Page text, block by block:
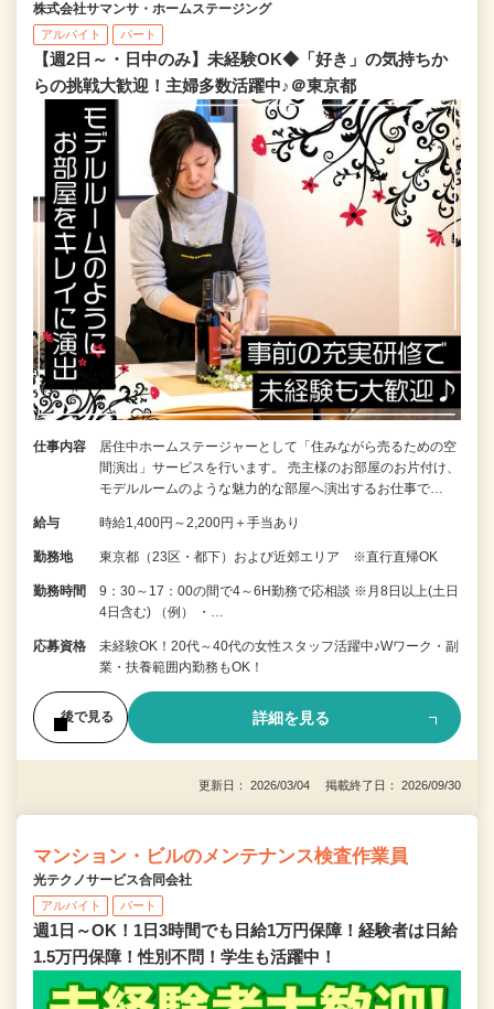
株式会社サマンサ・ホームステージング
アルバイト パート
【週2日～・日中のみ】未経験OK◆「好き」の気持ちか
らの挑戦大歓迎！主婦多数活躍中♪＠東京都
仕事内容
居住中ホームステージャーとして「住みながら売るための空
間演出」サービスを行います。 売主様のお部屋のお片付け、
モデルルームのような魅力的な部屋へ演出するお仕事で…
給与 時給1,400円～2,200円＋手当あり
勤務地 東京都（23区・都下）および近郊エリア ※直行直帰OK
勤務時間
9：30～17：00の間で4～6H勤務で応相談 ※月8日以上(土日
4日含む) （例） ・…
応募資格
未経験OK！20代～40代の女性スタッフ活躍中♪Wワーク・副
業・扶養範囲内勤務もOK！
後で見る 詳細を見る
更新日： 2026/03/04 掲載終了日： 2026/09/30
マンション・ビルのメンテナンス検査作業員
光テクノサービス合同会社
アルバイト パート
週1日～OK！1日3時間でも日給1万円保障！経験者は日給
1.5万円保障！性別不問！学生も活躍中！